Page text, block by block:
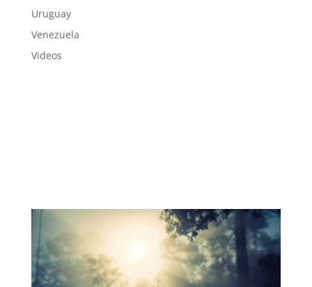
Uruguay
Venezuela
Videos